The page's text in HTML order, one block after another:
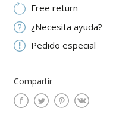
Free return
¿Necesita ayuda?
Pedido especial
Compartir